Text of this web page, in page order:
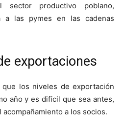
sector productivo poblano,
a las pymes en las cadenas
exportaciones
los niveles de exportación
año y es difícil que sea antes,
a los socios.